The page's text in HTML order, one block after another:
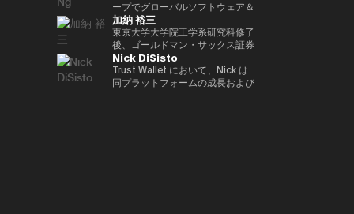
資産の可能性を明確に見据えた
Yat氏は、Animoca Brandsをブ
ロックチェーン、ゲーム、NFT、
そしてオープン・メタバース分野
におけるリーダー的地位へと迅速
に導きました。Animoca Brands
はNFTを中心とした複数の子会社
れている。 ターピンは2015年に
「ビットコイン四季モデル
（Four Seasons of Bitcoin）」
を開発した人物でもあり、2024
年に Skyhorse Publishing から
刊行された著書『Bitcoin
Supercycle』は高い評価を受
（バーゼル規制担当）、国際局企
画役等を歴任。財務省では国際機
構課企画官として国際金融
（FATF、FSB等）を担当。 一橋
大学法学部卒業。ハーバード大学
でComputer Science for AIを履
修。
経済・金融関係のさらなる強化に
取り組んでいます。 中央銀行、
銀行監督当局、ならびに欧州中央
銀行（ECB）や欧州投資銀行
（EIB）を含む国際金融機関にお
いて15年以上の経験を有し、金
融規制、ガバナンス、コンプライ
2022年 ソニー銀行入社、現在は
ソニー銀行 DX事業企画部長とし
てweb3関連の新規事業企画を推
進。
ィング業務に従事。 その後、株
式会社松尾研究所に参画し、機械
学習プロジェクトの企画から
PoC、開発を一貫して担当。
2022年より同社取締役に就任、
また生成AIに特化したVCファン
ドを新設。
ープでグローバルソフトウェア＆
マネージドサービスビジネスを率
いています。彼は、戦略的な
Microsoft Cloud Solution
Provider（CSP）プログラムを推
進し、Microsoftと連携して関連
するサービスソリューション全体
加納 裕三
東京大学大学院工学系研究科修了
後、ゴールドマン・サックス証券
株式会社等を経て、2014年に株
式会社bitFlyerを共同創業。
bitFlyer創業以降、暗号資産の国
Nick DiSisto
Trust Wallet において、Nick は
同プラットフォームの成長および